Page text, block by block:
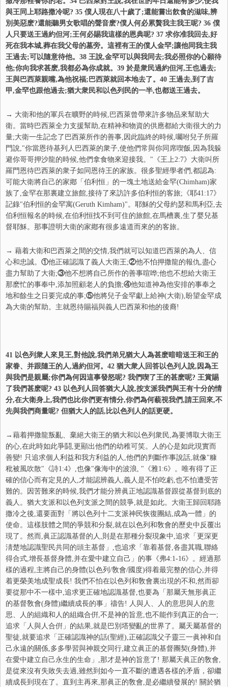
與王同上耶路撒冷呢? 35 僕人現在八十歲了;還能嘗出飮食的滋味,辨
別美惡麽?還能聽男女歌唱的聲音麽?僕人何必累贅我主我王呢? 36 僕
人只要送王過約但河;王何必賜我這樣的恩典呢? 37 求你准我回去,好
死在我本城,葬在我父母的墓旁。這裡有王的僕人金罕;讓他同我主我
王過去;可以隨意待他。38 王說,金罕可以與我同去;我必照你的心願待
他;你向我求甚麽,我都必為你成就。39 於是衆民過約但河,王也過去;
王與巴西萊親嘴,為他祝福;巴西萊就回本地去了。40 王過去,到了吉
甲,金罕也跟他過去;猶大衆民和以色列民的一半,也都送王過去。
→ 大衛和他的軍兵在曠野的時候,巴西萊曾帶來許多物品來幫助大
衛。當時巴西萊全力支援幫助,在精神和物資的供應都給大衛很大的力
量;大衛一生記念了巴西萊所作的善事,因此臨終的時候,囑咐兒子所羅
門說,"你當恩待基列人巴西萊的衆子,使他們常與你同席喫飯,因為我躲
避你哥哥押沙龍的時候,他們拿食物來迎接我。"《王上2:7》大衛叫所
羅門恩待巴西萊的衆子如同恩待王的家族。很多聖經學者們,都認為:
可能大衛將自己的家鄕「伯利恒」的一塊土地送給金罕(Chimham)家
族了,金罕在那裏建立旅館,接待了來訪許多伯利恒的客旅;《耶41:17》
記錄"伯利恒的金罕寓(Geruth Kimham)"。耶穌的父母約瑟和馬利亞,去
伯利恒報名的時候,在伯利恒找不到可住的旅館,在馬槽裏,生了婴兒基
督耶穌。那事證明大衛的家鄕有很多遠道而來的的客旅。
→ 藉着大衛和巴西萊之間的交情,我們就可以知道巴西萊的為人、信
心和忠誠。 ①他正確認識了義人大衛王;②他不怕押撒龍的報仇,盡心
盡力幫助了大衛;③他不想將自己所作的善事喧哗;他也不想給大衛王
那麽忙的事奉中,添加照顧老人的負擔;④他知道神為他安排的事奉之
地和餘生之日要完成的事;⑤他將兒子金罕獻上給神(大衛),盼望金罕成
為大衛的幫助。主就恩待賜福與義人巴西萊和他的後裔!
41 以色列衆人來見王,對他說,我們弟兄猶大人為甚麽暗暗送王和王的
家眷、并跟隨王的人,過約但河。42 猶大衆人回答以色列人說,因為王
與我們是親屬;你們為何因這事發怒呢? 我們喫了王的甚麽呢? 王賞賜
了我們甚麽呢? 43 以色列人回答猶大人說,按支派我們與王有十分的情
分,在大衛身上,我們也比你們更有情分,你們為何藐視我們,請王回來,不
先與我們商量呢? 但猶大人的話,比以色列人的話更硬。
→藉着押撒龍叛亂、棄絕大衛王的猶大和以色列衆民,為要博取大衛王
的心,在此時如此爭鬪,更顯出他們的幼稚可笑。人的心是如此現實而
善變! 只追求個人利益和我方利益的人,他們的判斷作事說話,就像"糠
秕被風吹散"《詩1:4》,也像"像海中的波浪, "《雅1:6》。唯有得了正
確的信心而有定見的人,才能認辨義人,義人是不怕吃虧,也不怕遭受苦
難的。因苦難來的時候,我們才能分辨眞正地認識基督跟從基督到底的
義人。猶大支派和以色列支派之間的競爭,就是如此。大衛王歸回耶路
撒冷之後,還要面對「將以色列十二支派神民恢復團結,成為一體」的
使命。這樣肢體之間的爭競和分裂,就在以色列和敎會的歷史中反覆出
現了。然而,眞正認識基督的人,則是在那種分裂現象中,追求「更深更
淸楚地認識聖民共同的頭主基督」,也追求「靠着基督,各盡其職,聯絡
得合式,增長基督身體,并在愛中建立自己」的事《弗4:1-16》。經過那
樣的過程,主將自己的身體(以色列/敎會/國度)得着最完整的信心,并得
着更榮美地成聖成長! 我們不怕在以色列和敎會裏出現的不和,然而卻
要從那中不一樣中,追求更正確地認識基督,也要為「那屬天無形眞正
的基督敎會(身體)繼續成長的事」禱告! 人與人、人的意思與人的意
思、人的組織和人的組織合倂,不是神的旨意,也不能作到真正的合一;
追求「人與人合倂」的結果,就是巴別塔變亂的世界了。屬天屬基督的
聖徒,就要追求「正確認識神的話(聖經),正確認識父子靈三一眞神和自
己永遠的關係,多多學習與神親交同行,建立眞正的基督團契(身體),并
在愛中建立自己永生的生命」,那才是神的旨意了! 那屬天眞正的敎會,
是從來沒有失敗失去過,雖然到如今一直不斷的遭遇各樣的矛盾，卻繼
續成長到現在了。直到主再來,那眞正的敎會,是必繼續發展的! 關於猶